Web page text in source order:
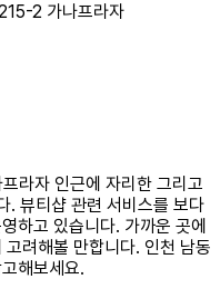
2 가나프라자
라자 인근에 자리한 그리고
. 뷰티샵 관련 서비스를 보다
하고 있습니다. 가까운 곳에
려해볼 만합니다. 인천 남동
해보세요.